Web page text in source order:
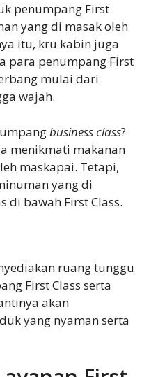
penumpang First
yang di masak oleh
itu, kru kabin juga
para penumpang First
mulai dari
wajah.
business class?
menikmati makanan
maskapai. Tetapi,
yang di
di bawah First Class.
ruang tunggu
First Class serta
akan
yang nyaman serta